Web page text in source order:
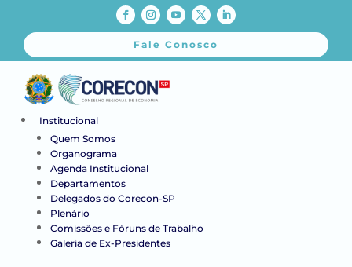
Fale Conosco
Institucional
Quem Somos
Organograma
Agenda Institucional
Departamentos
Delegados do Corecon-SP
Plenário
Comissões e Fóruns de Trabalho
Galeria de Ex-Presidentes